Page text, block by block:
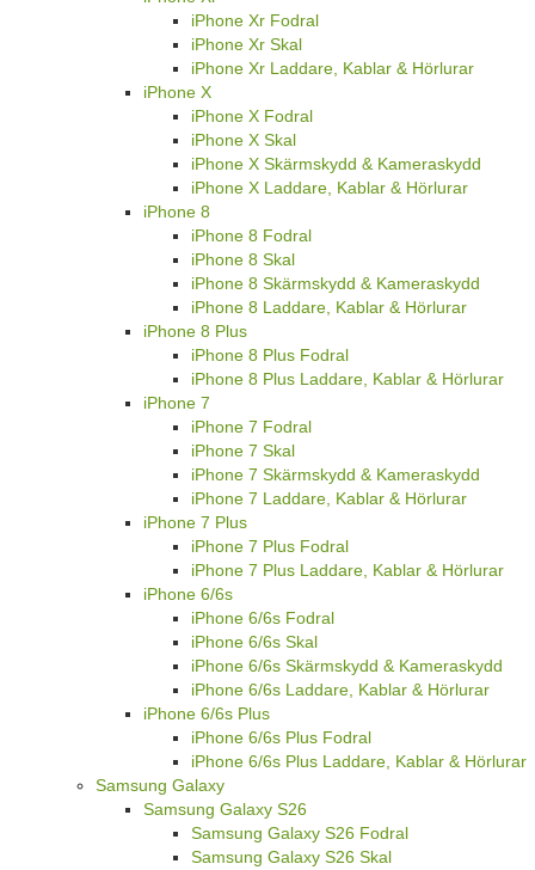
iPhone Xr Fodral
iPhone Xr Skal
iPhone Xr Laddare, Kablar & Hörlurar
iPhone X
iPhone X Fodral
iPhone X Skal
iPhone X Skärmskydd & Kameraskydd
iPhone X Laddare, Kablar & Hörlurar
iPhone 8
iPhone 8 Fodral
iPhone 8 Skal
iPhone 8 Skärmskydd & Kameraskydd
iPhone 8 Laddare, Kablar & Hörlurar
iPhone 8 Plus
iPhone 8 Plus Fodral
iPhone 8 Plus Laddare, Kablar & Hörlurar
iPhone 7
iPhone 7 Fodral
iPhone 7 Skal
iPhone 7 Skärmskydd & Kameraskydd
iPhone 7 Laddare, Kablar & Hörlurar
iPhone 7 Plus
iPhone 7 Plus Fodral
iPhone 7 Plus Laddare, Kablar & Hörlurar
iPhone 6/6s
iPhone 6/6s Fodral
iPhone 6/6s Skal
iPhone 6/6s Skärmskydd & Kameraskydd
iPhone 6/6s Laddare, Kablar & Hörlurar
iPhone 6/6s Plus
iPhone 6/6s Plus Fodral
iPhone 6/6s Plus Laddare, Kablar & Hörlurar
Samsung Galaxy
Samsung Galaxy S26
Samsung Galaxy S26 Fodral
Samsung Galaxy S26 Skal